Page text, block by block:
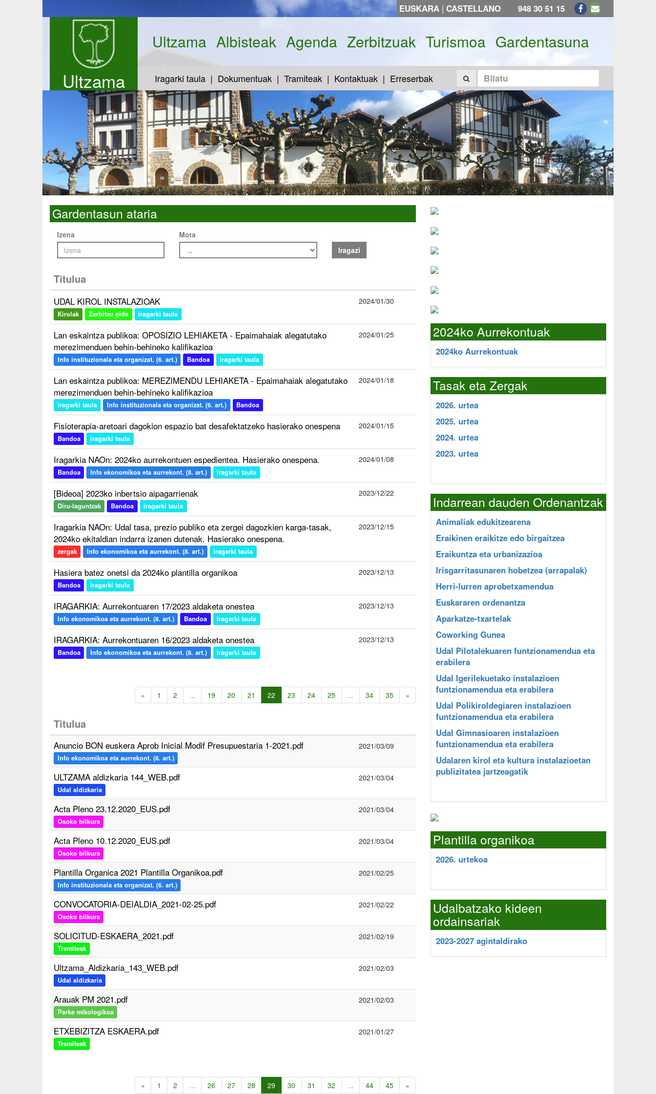
EUSKARA | CASTELLANO 948 30 51 15
Ultzama
Ultzama Albisteak Agenda Zerbitzuak Turismoa Gardentasuna
Iragarki taula Dokumentuak Tramiteak Kontaktuak Erreserbak
Gardentasun ataria
Izena
Mota
Iragazi
Titulua
UDAL KIROL INSTALAZIOAK
Kirolak Zerbitzu gida iragarki taula
2024/01/30
Lan eskaintza publikoa: OPOSIZIO LEHIAKETA - Epaimahaiak alegatutako
merezimenduen behin-behineko kalifikazioa
Info instituzionala eta organizat. (6. art.) Bandoa iragarki taula
2024/01/25
Lan eskaintza publikoa: MEREZIMENDU LEHIAKETA - Epaimahaiak alegatutako
merezimenduen behin-behineko kalifikazioa
iragarki taula Info instituzionala eta organizat. (6. art.) Bandoa
2024/01/18
Fisioterapia-aretoari dagokion espazio bat desafektatzeko hasierako onespena
Bandoa iragarki taula
2024/01/15
Iragarkia NAOn: 2024ko aurrekontuen espedientea. Hasierako onespena.
Bandoa Info ekonomikoa eta aurrekont. (8. art.) iragarki taula
2024/01/08
[Bideoa] 2023ko inbertsio aipagarrienak
Diru-laguntzak Bandoa iragarki taula
2023/12/22
Iragarkia NAOn: Udal tasa, prezio publiko eta zergei dagozkien karga-tasak,
2024ko ekitaldian indarra izanen dutenak. Hasierako onespena.
zergak Info ekonomikoa eta aurrekont. (8. art.) iragarki taula
2023/12/15
Hasiera batez onetsi da 2024ko plantilla organikoa
Bandoa iragarki taula
2023/12/13
IRAGARKIA: Aurrekontuaren 17/2023 aldaketa onestea
Info ekonomikoa eta aurrekont. (8. art.) Bandoa iragarki taula
2023/12/13
IRAGARKIA: Aurrekontuaren 16/2023 aldaketa onestea
Bandoa Info ekonomikoa eta aurrekont. (8. art.) iragarki taula
2023/12/13
« 1 2 ... 19 20 21 22 23 24 25 ... 34 35 »
Titulua
Anuncio BON euskera Aprob Inicial Modif Presupuestaria 1-2021.pdf
Info ekonomikoa eta aurrekont. (8. art.)
2021/03/09
ULTZAMA aldizkaria 144_WEB.pdf
Udal aldizkaria
2021/03/04
Acta Pleno 23.12.2020_EUS.pdf
Osoko bilkura
2021/03/04
Acta Pleno 10.12.2020_EUS.pdf
Osoko bilkura
2021/03/04
Plantilla Organica 2021 Plantilla Organikoa.pdf
Info instituzionala eta organizat. (6. art.)
2021/02/25
CONVOCATORIA-DEIALDIA_2021-02-25.pdf
Osoko bilkura
2021/02/22
SOLICITUD-ESKAERA_2021.pdf
Tramiteak
2021/02/19
Ultzama_Aldizkaria_143_WEB.pdf
Udal aldizkaria
2021/02/03
Arauak PM 2021.pdf
Parke mikologikoa
2021/02/03
ETXEBIZITZA ESKAERA.pdf
Tramiteak
2021/01/27
« 1 2 ... 26 27 28 29 30 31 32 ... 44 45 »
2024ko Aurrekontuak
2024ko Aurrekontuak
Tasak eta Zergak
2026. urtea
2025. urtea
2024. urtea
2023. urtea
Indarrean dauden Ordenantzak
Animaliak edukitzearena
Eraikinen eraikitze edo birgaitzea
Eraikuntza eta urbanizazioa
Irisgarritasunaren hobetzea (arrapalak)
Herri-lurren aprobetxamendua
Euskararen ordenantza
Aparkatze-txartelak
Coworking Gunea
Udal Pilotalekuaren funtzionamendua eta
erabilera
Udal Igerilekuetako instalazioen
funtzionamendua eta erabilera
Udal Polikiroldegiaren instalazioen
funtzionamendua eta erabilera
Udal Gimnasioaren instalazioen
funtzionamendua eta erabilera
Udalaren kirol eta kultura instalazioetan
publizitatea jartzeagatik
Plantilla organikoa
2026. urtekoa
Udalbatzako kideen
ordainsariak
2023-2027 agintaldirako